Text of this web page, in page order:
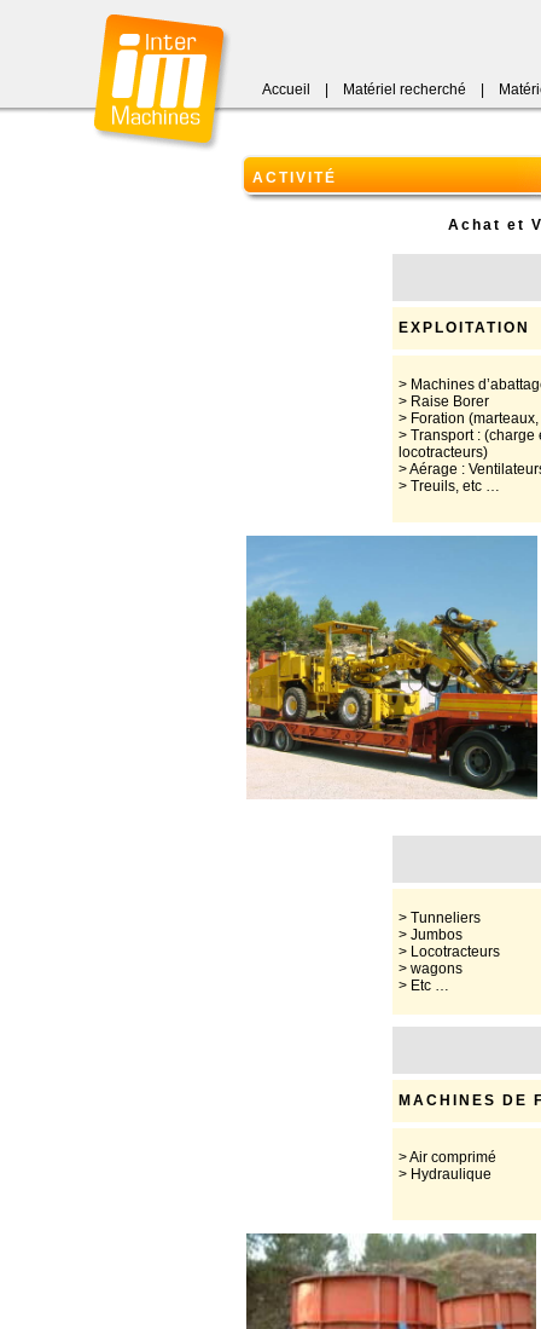
Accueil Matériel recherché
ACTIVITÉ
Achat et
EXPLOITATION
> Machines
> Raise Borer
> Foration
> Transport : (charge
locotracteurs)
> Aérage :
> Treuils, etc …
> Tunneliers
> Jumbos
> Locotracteurs
> wagons
> Etc …
MACHINES DE
> Air comprimé
> Hydraulique